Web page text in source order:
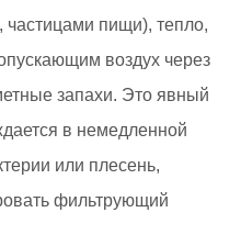
пищи), тепло,
воздух через
запахи. Это явный
в немедленной
или плесень,
фильтрующий